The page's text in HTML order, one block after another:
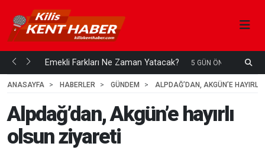
mi... Emekli Farkları Ne Zaman Yatacak? 5 GÜN ÖNCE
ANASAYFA
HABERLER GÜNDEM ALPDAĞ’DAN, AKGÜN’E HAYIRLI
Alpdağ’dan, Akgün’e hayırlı
olsun ziyareti